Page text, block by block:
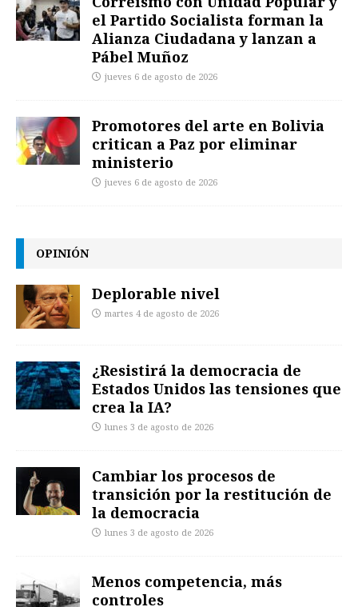
el Partido Socialista forman la
Alianza Ciudadana y lanzan a
Pábel Muñoz
jueves 6 de agosto de 2026
Promotores del arte en Bolivia
critican a Paz por eliminar
ministerio
jueves 6 de agosto de 2026
OPINIÓN
Deplorable nivel
martes 4 de agosto de 2026
¿Resistirá la democracia de
Estados Unidos las tensiones que
crea la IA?
lunes 3 de agosto de 2026
Cambiar los procesos de
transición por la restitución de
la democracia
lunes 3 de agosto de 2026
Menos competencia, más
controles